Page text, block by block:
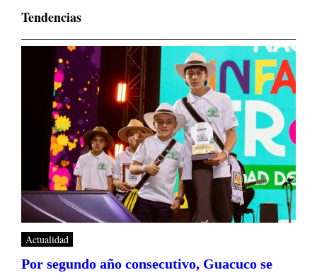
Tendencias
Actualidad
Por segundo año consecutivo, Guacuco se